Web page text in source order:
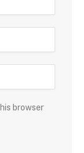
browser